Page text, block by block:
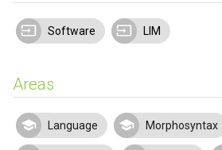
Software LIM
Areas
Language Morphosyntax